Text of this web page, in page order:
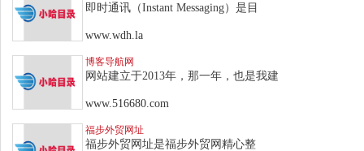
即时通讯（Instant Messaging）是目
www.wdh.la
博客导航网
网站建立于2013年，那一年，也是我建
www.516680.com
福步外贸网址
福步外贸网址是福步外贸网精心整